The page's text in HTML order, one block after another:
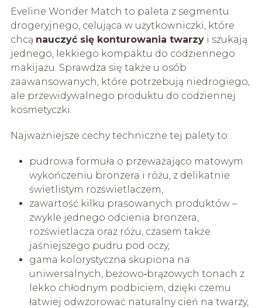
Eveline Wonder Match to paleta z segmentu
drogeryjnego, celująca w użytkowniczki, które
chcą nauczyć się konturowania twarzyi szukają
jednego, lekkiego kompaktu do codziennego
makijażu. Sprawdza się także u osób
zaawansowanych, które potrzebują niedrogiego,
ale przewidywalnego produktu do codziennej
kosmetyczki.
Najważniejsze cechy techniczne tej palety to:
pudrowa formuła o przeważająco matowym
wykończeniu bronzera i różu, z delikatnie
świetlistym rozświetlaczem,
zawartość kilku prasowanych produktów –
zwykle jednego odcienia bronzera,
rozświetlacza oraz różu, czasem także
jaśniejszego pudru pod oczy,
gama kolorystyczna skupiona na
uniwersalnych, beżowo‑brązowych tonach z
lekko chłodnym podbiciem, dzięki czemu
łatwiej odwzorować naturalny cień na twarzy,